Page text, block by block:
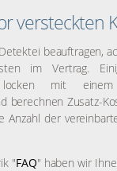
versteckten
beauftragen,
im Vertrag.
locken mit einem
berechnen Zusatz-
Anzahl der
"FAQ" haben wir